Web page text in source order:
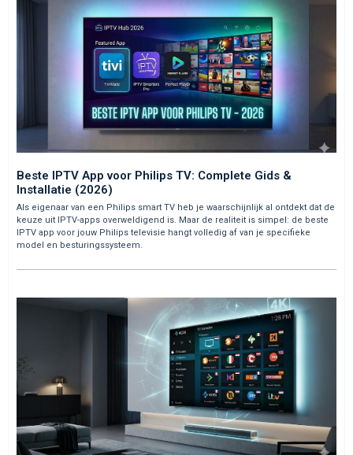
Beste IPTV App voor Philips TV: Complete Gids &
Installatie (2026)
Als eigenaar van een Philips smart TV heb je waarschijnlijk al ontdekt dat de
keuze uit IPTV-apps overweldigend is. Maar de realiteit is simpel: de beste
IPTV app voor jouw Philips televisie hangt volledig af van je specifieke
model en besturingssysteem.